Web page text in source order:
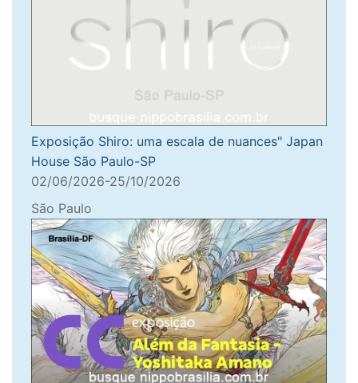
Exposição Shiro: uma escala de nuances" Japan
House São Paulo-SP
02/06/2026-25/10/2026
São Paulo